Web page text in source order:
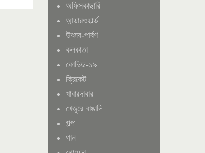
অফিসকাছারি
আন্ডারওয়ার্ল্ড
উৎসব-পার্বণ
কলকাতা
কোভিড-১৯
ক্রিকেট
খাবারদাবার
খেজুরে বাঙালি
গল্প
গান